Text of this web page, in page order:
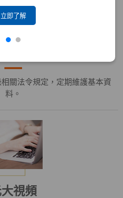
立即了解
關法令規定，定期維護基本資
料。
視頻